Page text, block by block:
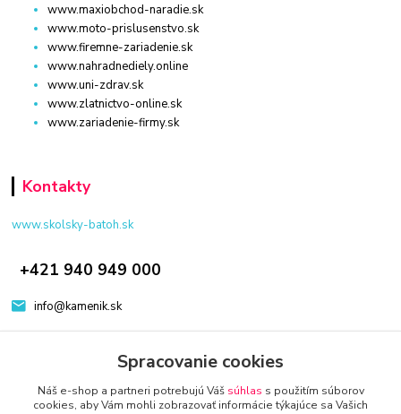
www.maxiobchod-naradie.sk
www.moto-prislusenstvo.sk
www.firemne-zariadenie.sk
www.nahradnediely.online
www.uni-zdrav.sk
www.zlatnictvo-online.sk
www.zariadenie-firmy.sk
Kontakty
www.skolsky-batoh.sk
+421 940 949 000
info@kamenik.sk
Spracovanie cookies
Náš e-shop a partneri potrebujú Váš súhlas s použitím súborov
cookies, aby Vám mohli zobrazovať informácie týkajúce sa Vašich